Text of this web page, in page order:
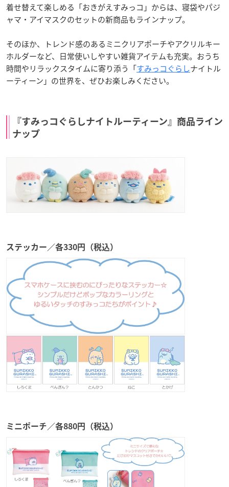
着せ替えて楽しめる「おきがえすみっコ」からは、寝袋やパジ
ャマ・アイマスクのセットの新商品もラインナップ。
そのほか、トレンド感のあるミニクリアポーチやアクリルキー
ホルダーなど、日常使いしやすい雑貨アイテムも充実。おうち
時間やリラックスタイムに寄り添う「すみっコぐらしナイトル
ーティーン」の世界を、ぜひお楽しみください。
『すみっコぐらしナイトルーティーン』商品ライン
ナップ
ステッカー／各330円（税込）
ミニポーチ／各880円（税込）